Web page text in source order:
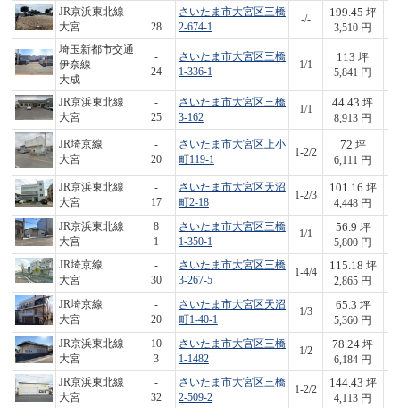
JR京浜東北線
大宮
-
28
さいたま市大宮区三橋
2-674-1
-/-
199.45 坪
3,510 円
埼玉新都市交通
伊奈線
大成
-
24
さいたま市大宮区三橋
1-336-1
1/1
113 坪
5,841 円
JR京浜東北線
大宮
-
25
さいたま市大宮区三橋
3-162
1/1
44.43 坪
8,913 円
JR埼京線
大宮
-
20
さいたま市大宮区上小
町119-1
1-2/2
72 坪
6,111 円
JR京浜東北線
大宮
-
17
さいたま市大宮区天沼
町2-18
1-2/3
101.16 坪
4,448 円
JR京浜東北線
大宮
8
1
さいたま市大宮区三橋
1-350-1
1/1
56.9 坪
5,800 円
JR埼京線
大宮
-
30
さいたま市大宮区三橋
3-267-5
1-4/4
115.18 坪
2,865 円
JR埼京線
大宮
-
20
さいたま市大宮区天沼
町1-40-1
1/3
65.3 坪
5,360 円
JR京浜東北線
大宮
10
3
さいたま市大宮区三橋
1-1482
1/2
78.24 坪
6,184 円
JR京浜東北線
大宮
-
32
さいたま市大宮区三橋
2-509-2
1-2/2
144.43 坪
4,113 円